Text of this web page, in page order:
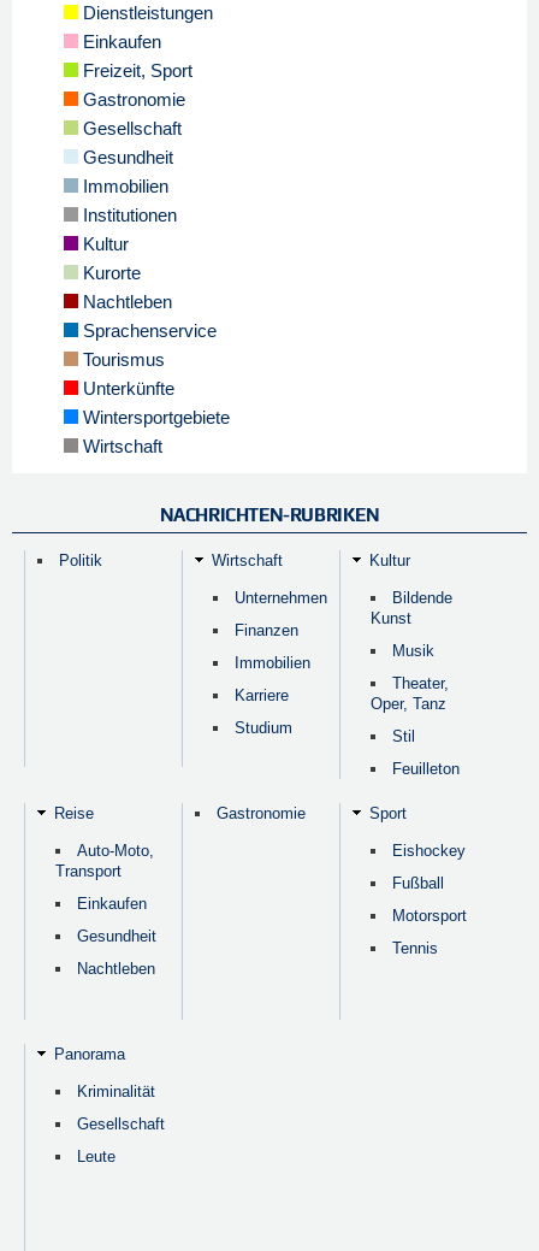
Dienstleistungen
Einkaufen
Freizeit, Sport
Gastronomie
Gesellschaft
Gesundheit
Immobilien
Institutionen
Kultur
Kurorte
Nachtleben
Sprachenservice
Tourismus
Unterkünfte
Wintersportgebiete
Wirtschaft
NACHRICHTEN-RUBRIKEN
Politik Wirtschaft
Unternehmen
Finanzen
Immobilien
Karriere
Studium
Kultur
Bildende
Kunst
Musik
Theater,
Oper, Tanz
Stil
Feuilleton
Reise
Auto-Moto,
Transport
Einkaufen
Gesundheit
Nachtleben
Gastronomie Sport
Eishockey
Fußball
Motorsport
Tennis
Panorama
Kriminalität
Gesellschaft
Leute